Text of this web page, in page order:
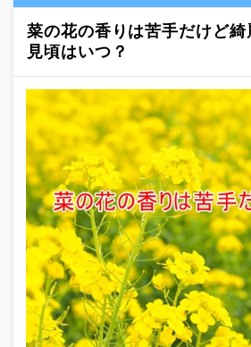
菜の花の香りは苦手だけど綺
見頃はいつ？